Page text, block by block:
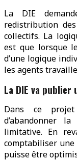
La DIE
redistribution
collectifs. La
est que lorsque
d’une logique
les agents
La DIE va
Dans ce
d’abandonner
limitative. En
comptabiliser
puisse être